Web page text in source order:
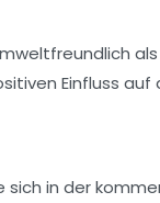
Einfluss
sich in der